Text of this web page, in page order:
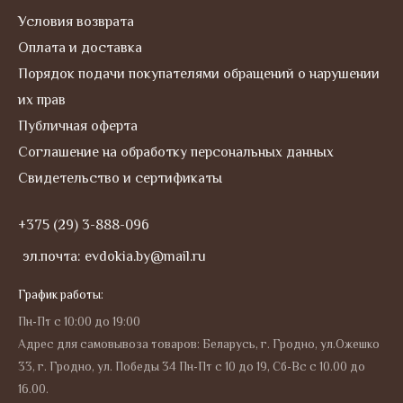
Условия возврата
Оплата и доставка
Порядок подачи покупателями обращений о нарушении
их прав
Публичная оферта
Соглашение на обработку персональных данных
Свидетельство и сертификаты
+375 (29) 3-888-096
эл.почта: evdokia.by@mail.ru
График работы:
Пн-Пт с 10:00 до 19:00
Адрес для самовывоза товаров: Беларусь, г. Гродно, ул.Ожешко
33, г. Гродно, ул. Победы 34 Пн-Пт с 10 до 19, Сб-Вс с 10.00 до
16.00.